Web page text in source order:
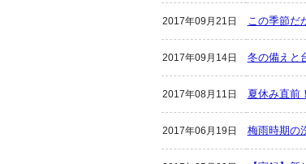
2017年09月21日 この季節だ
2017年09月14日 冬の備えと
2017年08月11日 夏休み直前
2017年06月19日 梅雨時期の